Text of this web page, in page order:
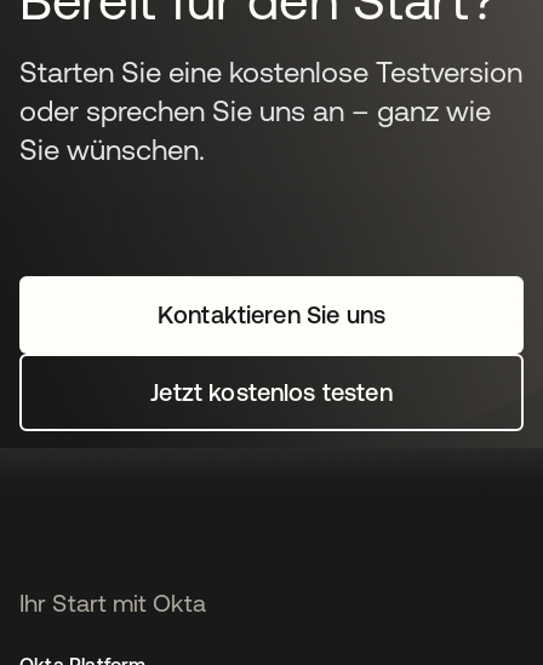
Starten Sie eine kostenlose Testversion
oder sprechen Sie uns an – ganz wie
Sie wünschen.
Kontaktieren Sie uns
Jetzt kostenlos testen
Ihr Start mit Okta